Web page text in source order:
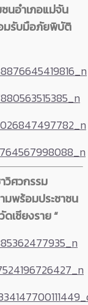
นอำเภอแม่จัน
มรับมือภัยพิบัติ
วิศวกรรม
มพร้อมประชาชน
เชียงราย “